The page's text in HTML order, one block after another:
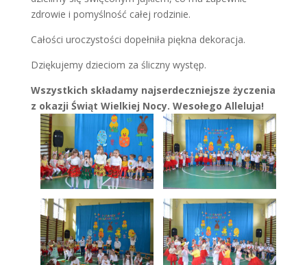
zdrowie i pomyślność całej rodzinie.
Całości uroczystości dopełniła piękna dekoracja.
Dziękujemy dzieciom za śliczny występ.
Wszystkich składamy najserdeczniejsze życzenia
z okazji Świąt Wielkiej Nocy. Wesołego Alleluja!